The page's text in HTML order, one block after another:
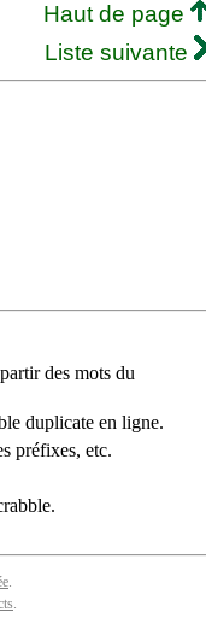
Haut de page
Liste suivante
des mots du
duplicate en ligne.
préfixes, etc.
.
.